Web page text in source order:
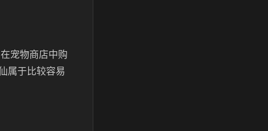
宠物商店中购
属于比较容易